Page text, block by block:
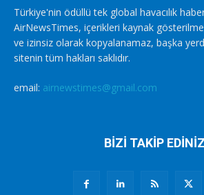
Türkiye'nin ödüllü tek global havacılık
AirNewsTimes, içerikleri kaynak
ve izinsiz olarak kopyalanamaz, başka
sitenin tüm hakları saklıdır.
email: airnewstimes@gmail.com
BİZİ TAKİP EDİNİZ